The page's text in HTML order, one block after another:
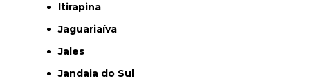
Itirapina
Jaguariaíva
Jales
Jandaia do Sul